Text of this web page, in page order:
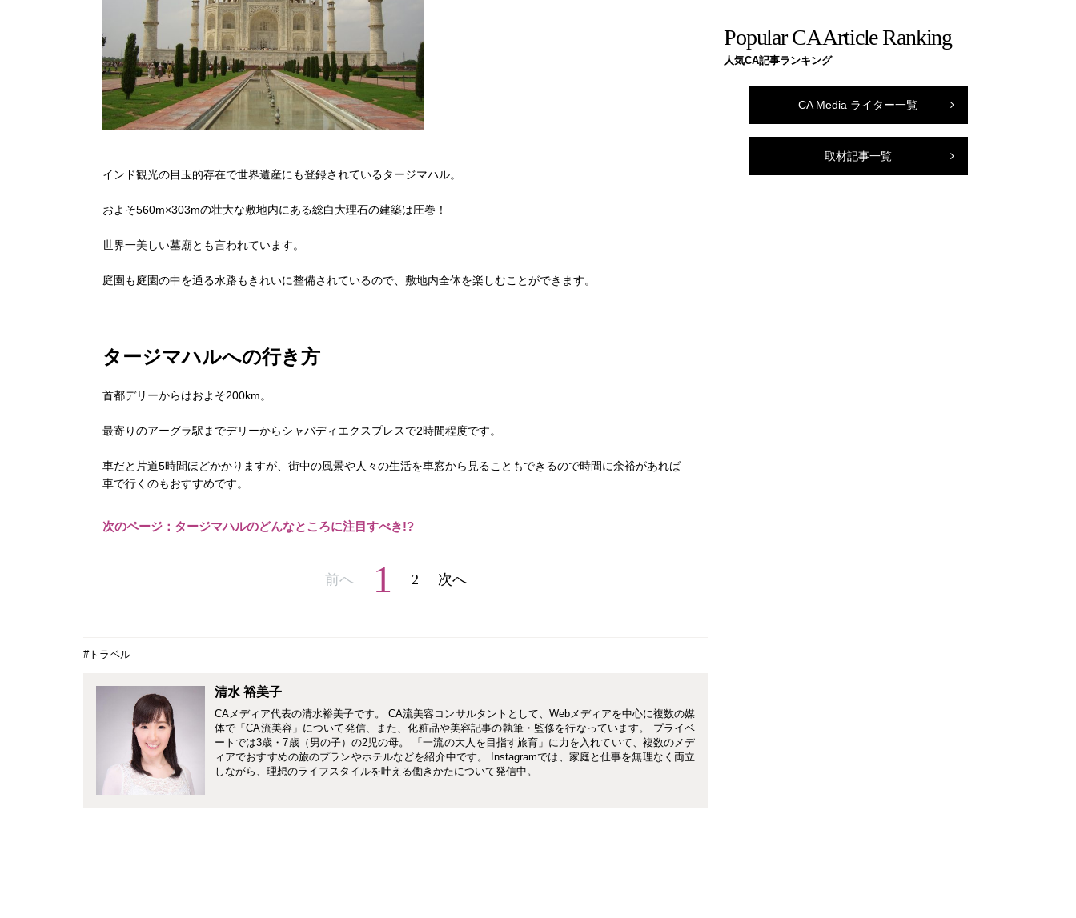
インド観光の目玉的存在で世界遺産にも登録されているタージマハル。
およそ560m×303mの壮大な敷地内にある総白大理石の建築は圧巻！
世界一美しい墓廟とも言われています。
庭園も庭園の中を通る水路もきれいに整備されているので、敷地内全体を楽しむことができます。
タージマハルへの行き方
首都デリーからはおよそ200km。
最寄りのアーグラ駅までデリーからシャバディエクスプレスで2時間程度です。
車だと片道5時間ほどかかりますが、街中の風景や人々の生活を車窓から見ることもできるので時間に余裕があれば
車で行くのもおすすめです。
次のページ：タージマハルのどんなところに注目すべき!?
前へ 1 2 次へ
#トラベル
清水 裕美子
CAメディア代表の清水裕美子です。 CA流美容コンサルタントとして、Webメディアを中心に複数の媒
体で「CA流美容」について発信、また、化粧品や美容記事の執筆・監修を行なっています。 プライベ
ートでは3歳・7歳（男の子）の2児の母。 「一流の大人を目指す旅育」に力を入れていて、複数のメデ
ィアでおすすめの旅のプランやホテルなどを紹介中です。 Instagramでは、家庭と仕事を無理なく両立
しながら、理想のライフスタイルを叶える働きかたについて発信中。
Popular CA Article Ranking
人気CA記事ランキング
CA Media ライター一覧
取材記事一覧